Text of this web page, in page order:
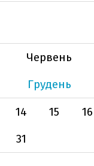
Червень
Грудень
14 15 16
31